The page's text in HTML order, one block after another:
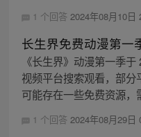
1 个回答 2024年08月10日
长生界免费动漫第一
《长生界》动漫第一季
视频平台搜索观看，部
可能存在一些免费资源，
1 个回答 2024年08月29日